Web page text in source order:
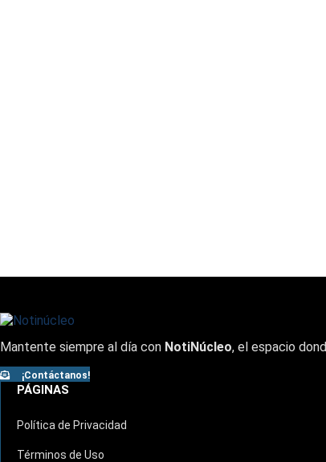
Mantente siempre al día con NotiNúcleo, el espacio
¡Contáctanos!
PÁGINAS
Política de Privacidad
Términos de Uso